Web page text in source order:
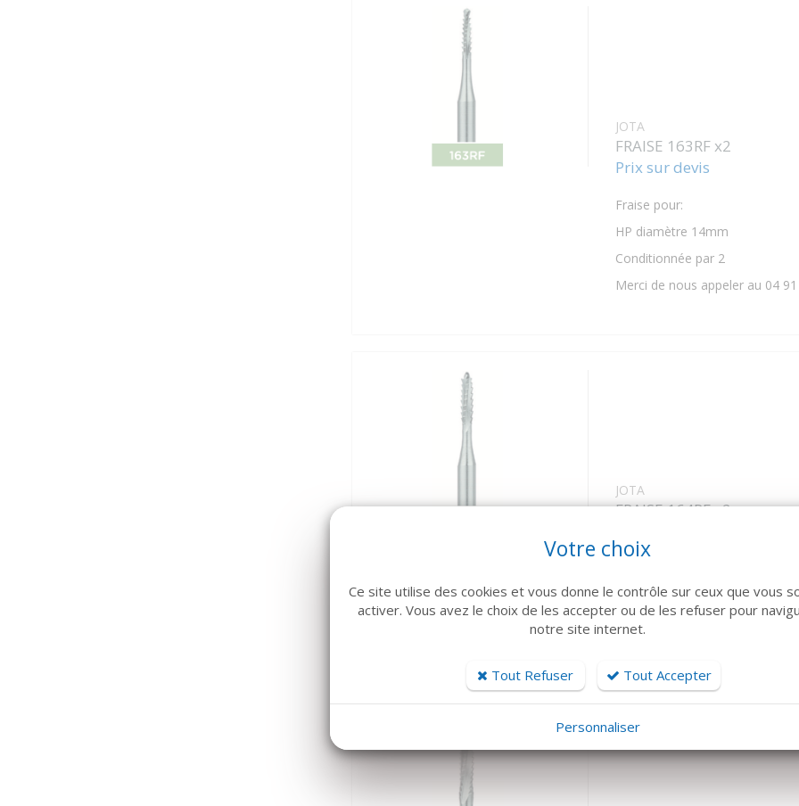
JOTA
FRAISE 163RF x2
Prix sur devis
Fraise pour:
HP diamètre 14mm
Conditionnée par 2
Merci de nous appeler au 04
JOTA
FRAISE 164RF x2
HP diamètre 18mm
Conditionnée par 2
Votre choix
Ce site utilise des cookies et vous donne le contrôle sur ceux que vous
activer. Vous avez le choix de les accepter ou de les refuser pour
notre site internet.
Tout Refuser Tout Accepter
Personnaliser